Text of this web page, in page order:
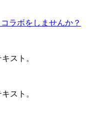
ラボをしませんか？
スト。
スト。